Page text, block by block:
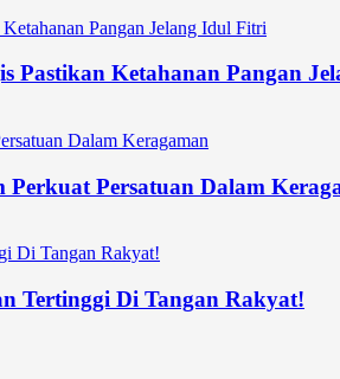
Pastikan Ketahanan Pangan
Persatuan Dalam
Tertinggi Di Tangan Rakyat!